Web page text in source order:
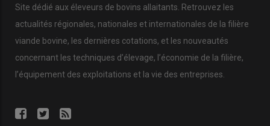
Site dédié aux éleveurs de bovins allaitants. Retrouvez les
actualités régionales, nationales et internationales de la filière
viande bovine, les dernières cotations, et les nouveautés
concernant les techniques d’élevage, l’économie de la filière,
l’équipement des exploitations et la vie des entreprises.